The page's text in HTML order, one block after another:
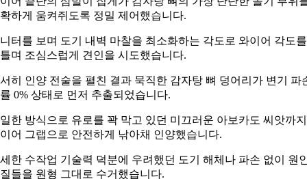
하게 움켜쥐도록 정밀 제어했습니다.
터를 보며 도기 내벽 마찰을 최소화하는 각도로 와이어 각도를
며 조심스럽게 견인을 시도했습니다.
히 인양 전술을 펼친 결과 묵직한 감자탕 뼈 덩어리가 변기 파
0% 상태로 먼저 추출되었습니다.
한 방식으로 유로를 꽉 막고 있던 미끄러운 아보카도 씨앗까지
어 그랩으로 안전하게 낚아채 인양했습니다.
한 수작업 기술력 덕분에 우려했던 도기 해체나 파손 없이 원
들을 원형 그대로 수거했습니다.